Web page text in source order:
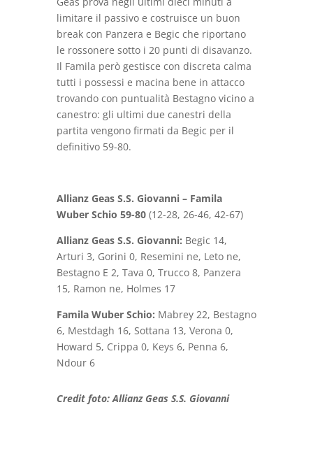
limitare il passivo e costruisce un buon
break con Panzera e Begic che riportano
le rossonere sotto i 20 punti di disavanzo.
Il Famila però gestisce con discreta calma
tutti i possessi e macina bene in attacco
trovando con puntualità Bestagno vicino a
canestro: gli ultimi due canestri della
partita vengono firmati da Begic per il
definitivo 59-80.
Allianz Geas S.S. Giovanni – Famila
Wuber Schio 59-80 (12-28, 26-46, 42-67)
Allianz Geas S.S. Giovanni: Begic 14,
Arturi 3, Gorini 0, Resemini ne, Leto ne,
Bestagno E 2, Tava 0, Trucco 8, Panzera
15, Ramon ne, Holmes 17
Famila Wuber Schio: Mabrey 22, Bestagno
6, Mestdagh 16, Sottana 13, Verona 0,
Howard 5, Crippa 0, Keys 6, Penna 6,
Ndour 6
Credit foto: Allianz Geas S.S. Giovanni